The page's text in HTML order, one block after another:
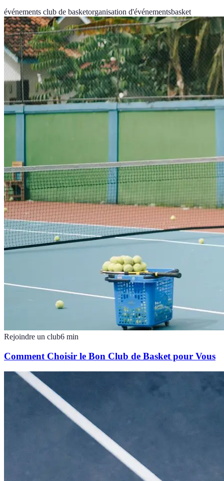
événements club de basketorganisation d'événementsbasket
Rejoindre un club6 min
Comment Choisir le Bon Club de Basket pour Vous